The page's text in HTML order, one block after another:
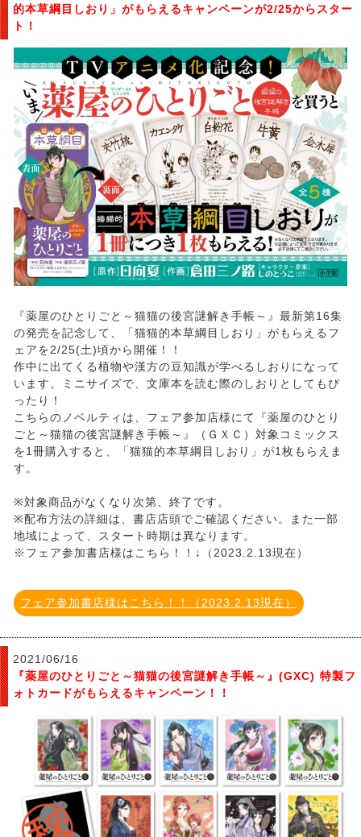
的本草綱目しおり」がもらえるキャンペーンが2/25からスター
ト！
『薬屋のひとりごと～猫猫の後宮謎解き手帳～』最新第16集
の発売を記念して、「猫猫的本草綱目しおり」がもらえるフ
ェアを2/25(土)頃から開催！！
作中に出てくる植物や漢方の豆知識が学べるしおりになって
います。ミニサイズで、文庫本を読む際のしおりとしてもぴ
ったり！
こちらのノベルティは、フェア参加店様にて『薬屋のひとり
ごと～猫猫の後宮謎解き手帳～』（ＧＸＣ）対象コミックス
を1冊購入すると、「猫猫的本草綱目しおり」が1枚もらえま
す。
※対象商品がなくなり次第、終了です。
※配布方法の詳細は、書店店頭でご確認ください。また一部
地域によって、スタート時期は異なります。
※フェア参加書店様はこちら！！↓（2023.2.13現在）
フェア参加書店様はこちら！！（2023.2.13現在）
2021/06/16
『薬屋のひとりごと～猫猫の後宮謎解き手帳～』(GXC) 特製フ
ォトカードがもらえるキャンペーン！！